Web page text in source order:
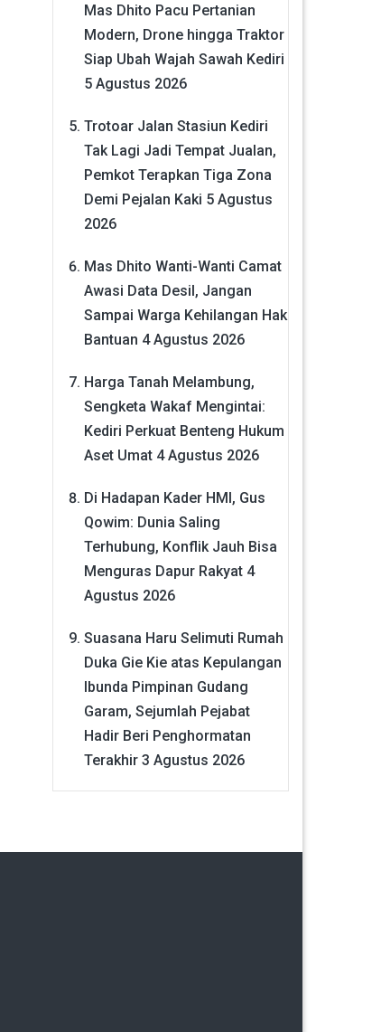
Mas Dhito Pacu Pertanian
Modern, Drone hingga Traktor
Siap Ubah Wajah Sawah Kediri
5 Agustus 2026
Trotoar Jalan Stasiun Kediri
Tak Lagi Jadi Tempat Jualan,
Pemkot Terapkan Tiga Zona
Demi Pejalan Kaki 5 Agustus
2026
Mas Dhito Wanti-Wanti Camat
Awasi Data Desil, Jangan
Sampai Warga Kehilangan Hak
Bantuan 4 Agustus 2026
Harga Tanah Melambung,
Sengketa Wakaf Mengintai:
Kediri Perkuat Benteng Hukum
Aset Umat 4 Agustus 2026
Di Hadapan Kader HMI, Gus
Qowim: Dunia Saling
Terhubung, Konflik Jauh Bisa
Menguras Dapur Rakyat 4
Agustus 2026
Suasana Haru Selimuti Rumah
Duka Gie Kie atas Kepulangan
Ibunda Pimpinan Gudang
Garam, Sejumlah Pejabat
Hadir Beri Penghormatan
Terakhir 3 Agustus 2026